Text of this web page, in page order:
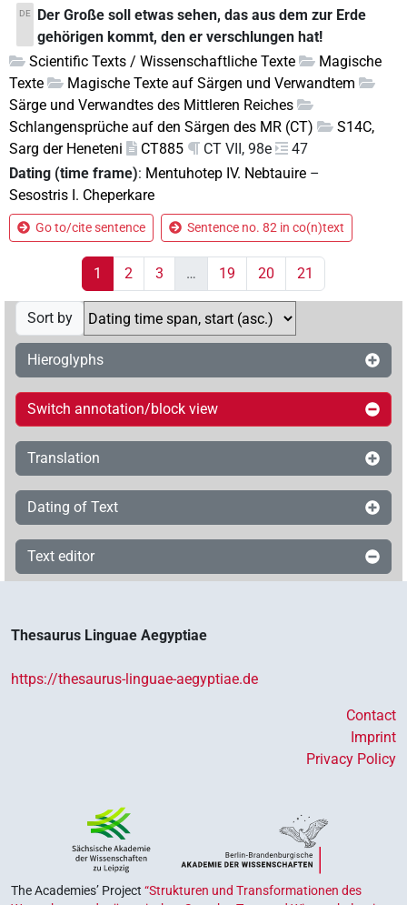
DE
Der Große soll etwas sehen, das aus dem zur Erde
gehörigen kommt, den er verschlungen hat!
Scientific Texts / Wissenschaftliche Texte
Magische
Texte
Magische Texte auf Särgen und Verwandtem
Särge und Verwandtes des Mittleren Reiches
Schlangensprüche auf den Särgen des MR (CT)
S14C,
Sarg der Heneteni
CT885 CT VII, 98e
47
Dating (time frame): Mentuhotep IV. Nebtauire –
Sesostris I. Cheperkare
Go to/cite sentence Sentence no. 82 in co(n)text
1 2 3 … 19 20 21
Sort by
Hieroglyphs
Switch annotation/block view
Translation
Dating of Text
Text editor
Thesaurus Linguae Aegyptiae
https://thesaurus-linguae-aegyptiae.de
Contact
Imprint
Privacy Policy
The Academies’ Project “Strukturen und Transformationen des